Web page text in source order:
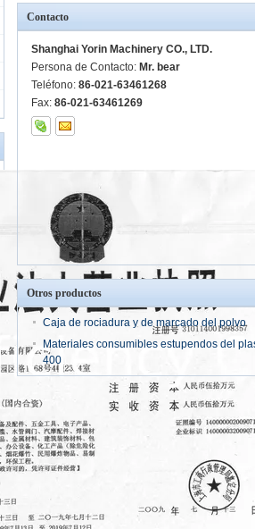
Contacto
Shanghai Yorin Machinery CO., LTD.
Persona de Contacto: Mr. bear
Teléfono: 86-021-63461268
Fax: 86-021-63461269
Otros productos
Caja de rociadura y de marcado del polvo
Materiales consumibles estupendos del
400